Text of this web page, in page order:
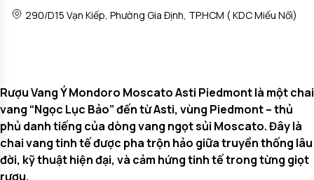
290/D15 Vạn Kiếp, Phường Gia Định, TP.HCM ( KDC Miếu Nổi)
Rượu Vang Ý Mondoro Moscato Asti Piedmont là một chai
vang “Ngọc Lục Bảo” đến từ Asti, vùng Piedmont – thủ
phủ danh tiếng của dòng vang ngọt sủi Moscato. Đây là
chai vang tinh tế được pha trộn hảo giữa truyền thống lâu
đời, kỹ thuật hiện đại, và cảm hứng tinh tế trong từng giọt
rượu.